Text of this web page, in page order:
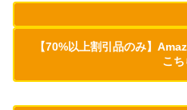
【70%以上割引品のみ】
こち